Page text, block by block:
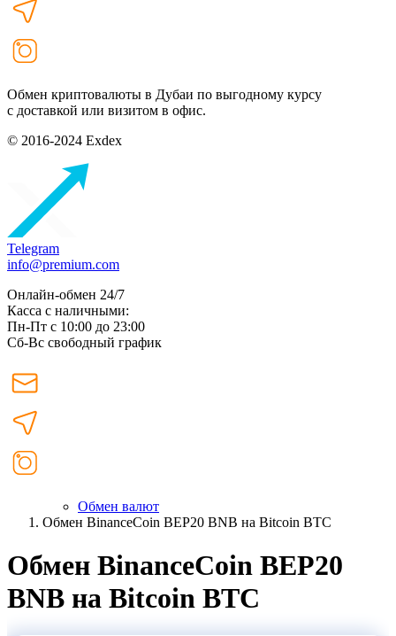
Обмен криптовалюты в Дубаи по выгодному курсу
с доставкой или визитом в офис.
© 2016-2024 Exdex
Telegram
info@premium.com
Онлайн-обмен 24/7
Касса с наличными:
Пн-Пт с 10:00 до 23:00
Сб-Вс свободный график
Обмен валют
Обмен BinanceCoin BEP20 BNB на Bitcoin BTC
Обмен BinanceCoin BEP20
BNB на Bitcoin BTC